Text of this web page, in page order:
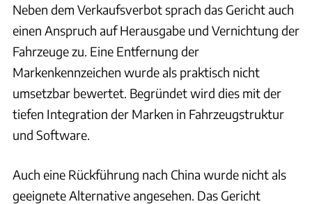
Neben dem Verkaufsverbot sprach das Gericht auch
einen Anspruch auf Herausgabe und Vernichtung der
Fahrzeuge zu. Eine Entfernung der
Markenkennzeichen wurde als praktisch nicht
umsetzbar bewertet. Begründet wird dies mit der
tiefen Integration der Marken in Fahrzeugstruktur
und Software.
Auch eine Rückführung nach China wurde nicht als
geeignete Alternative angesehen. Das Gericht